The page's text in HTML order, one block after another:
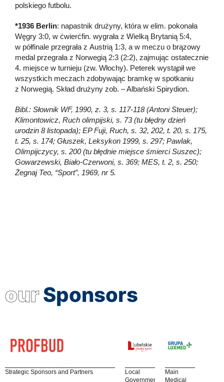
polskiego futbolu.
*1936 Berlin: napastnik drużyny, która w elim. pokonała
Węgry 3:0, w ćwierćfin. wygrała z Wielką Brytanią 5:4,
w półfinale przegrała z Austrią 1:3, a w meczu o brązowy
medal przegrała z Norwegią 2:3 (2:2), zajmując ostatecznie
4. miejsce w turnieju (zw. Włochy). Peterek wystąpił we
wszystkich meczach zdobywając bramkę w spotkaniu
z Norwegią. Skład drużyny zob. – Albański Spirydion.
Bibl.: Słownik WF, 1990, z. 3, s. 117-118 (Antoni Steuer);
Klimontowicz, Ruch olimpijski, s. 73 (tu błędny dzień
urodzin 8 listopada); EP Fuji, Ruch, s. 32, 202, t. 20, s. 175,
t. 25, s. 174; Głuszek, Leksykon 1999, s. 297; Pawlak,
Olimpijczycy, s. 200 (tu błędnie miejsce śmierci Suszec);
Gowarzewski, Biało-Czerwoni, s. 369; MES, t. 2, s. 250;
Żegnaj Teo, “Sport”, 1969, nr 5.
ourSponsors
Strategic Sponsors and Partners
Local
Government
Main
Medical